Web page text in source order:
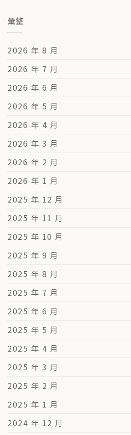
彙整
2026 年 8 月
2026 年 7 月
2026 年 6 月
2026 年 5 月
2026 年 4 月
2026 年 3 月
2026 年 2 月
2026 年 1 月
2025 年 12 月
2025 年 11 月
2025 年 10 月
2025 年 9 月
2025 年 8 月
2025 年 7 月
2025 年 6 月
2025 年 5 月
2025 年 4 月
2025 年 3 月
2025 年 2 月
2025 年 1 月
2024 年 12 月